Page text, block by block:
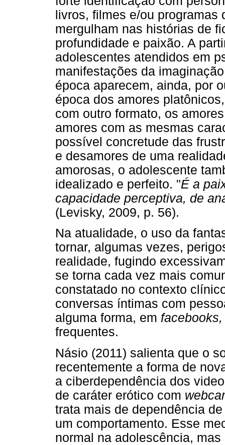
livros, filmes e/ou
mergulham nas histórias de
profundidade e paixão. A
adolescentes atendidos em
manifestações da
época aparecem, ainda, por
época dos amores
com outro formato, os
amores com as mesmas
possível concretude das
e desamores de uma
amorosas, o adolescente
idealizado e perfeito. "É a
capacidade perceptiva, de
(Levisky, 2009, p. 56).
Na atualidade, o uso da
tornar, algumas vezes,
realidade, fugindo
se torna cada vez mais
constatado no contexto
conversas íntimas com
alguma forma, em
frequentes.
Násio (2011) salienta que o
recentemente a forma de
a ciberdependência dos
de caráter erótico com
trata mais de dependência
um comportamento. Esse
normal na adolescência,